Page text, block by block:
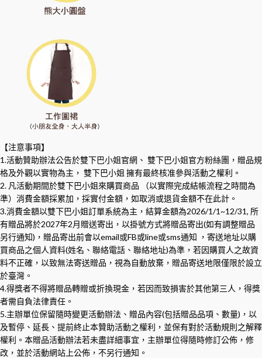
【注意事項】
1.活動贊助辦法公告於雙下巴小姐官網、 雙下巴小姐官方粉絲團，贈品規
格及外觀以實物為主， 雙下巴小姐 擁有最終核准參與活動之權利。
2. 凡活動期間於雙下巴小姐來購買商品 （以實際完成結帳流程之時間為
準）消費金額採累加，採實付金額，如取消或退貨金額不在此計。
3.消費金額以雙下巴小姐訂單系統為主，結算金額為2026/1/1~12/31, 所
有贈品將於2027年2月贈送寄出，以掛號方式將贈品寄出(如有調整贈品
另行通知)，贈品寄出前會以email或FB或line或sms通知 ，寄送地址以購
買商品之個人資料(姓名、聯絡電話、聯絡地址)為準，若因購買人之故資
料不正確，以致無法寄送贈品，視為自動放棄，贈品寄送地限僅限於設立
於臺灣。
4.得獎者不得將贈品轉贈或折換現金，若因而致損害於其他第三人，得獎
者需自負法律責任。
5.主辦單位保留隨時變更活動辦法、贈品內容(包括贈品品項、數量)，以
及暫停、延長、提前終止本贊助活動之權利，並保有對於活動規則之解釋
權利。本贈品活動辦法若未盡詳細事宜，主辦單位得隨時修訂公佈，修
改，並於活動網站上公佈，不另行通知。